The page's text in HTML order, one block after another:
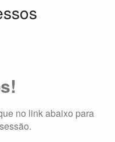
no link abaixo para